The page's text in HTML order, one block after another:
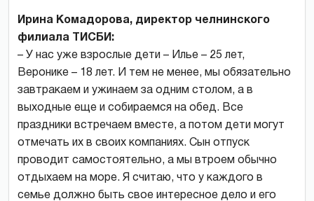
Ирина Комадорова, директор челнинского
филиала ТИСБИ:
– У нас уже взрослые дети – Илье – 25 лет,
Веронике – 18 лет. И тем не менее, мы обязательно
завтракаем и ужинаем за одним столом, а в
выходные еще и собираемся на обед. Все
праздники встречаем вместе, а потом дети могут
отмечать их в своих компаниях. Сын отпуск
проводит самостоятельно, а мы втроем обычно
отдыхаем на море. Я считаю, что у каждого в
семье должно быть свое интересное дело и его